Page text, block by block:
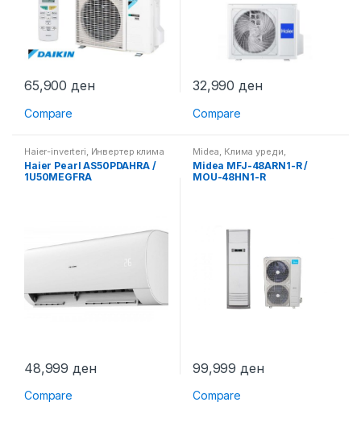
65,900ден
Compare
32,990ден
Compare
Haier-inverteri Инвертер клима
уреди ,Клима уреди
Haier Pearl AS50PDAHRA /
1U50MEGFRA
48,999 ден
Compare
Midea Клима уреди
Самостоечки клима уреди
Midea MFJ-48ARN1-R /
MOU-48HN1-R
99,999 ден
Compare